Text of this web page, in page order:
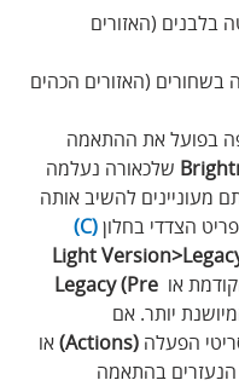
בלבנים (האזורים
בשחורים (האזורים הכהים
בפועל את ההתאמה
שלכאורה נעלמה
מעוניינים להשיב אותה
הצדדי בחלון (C)
Light
או Legacy ‪(‬Pre
יותר. אם
הפעלה (Actions)
או
הנעזרים בהתאמה